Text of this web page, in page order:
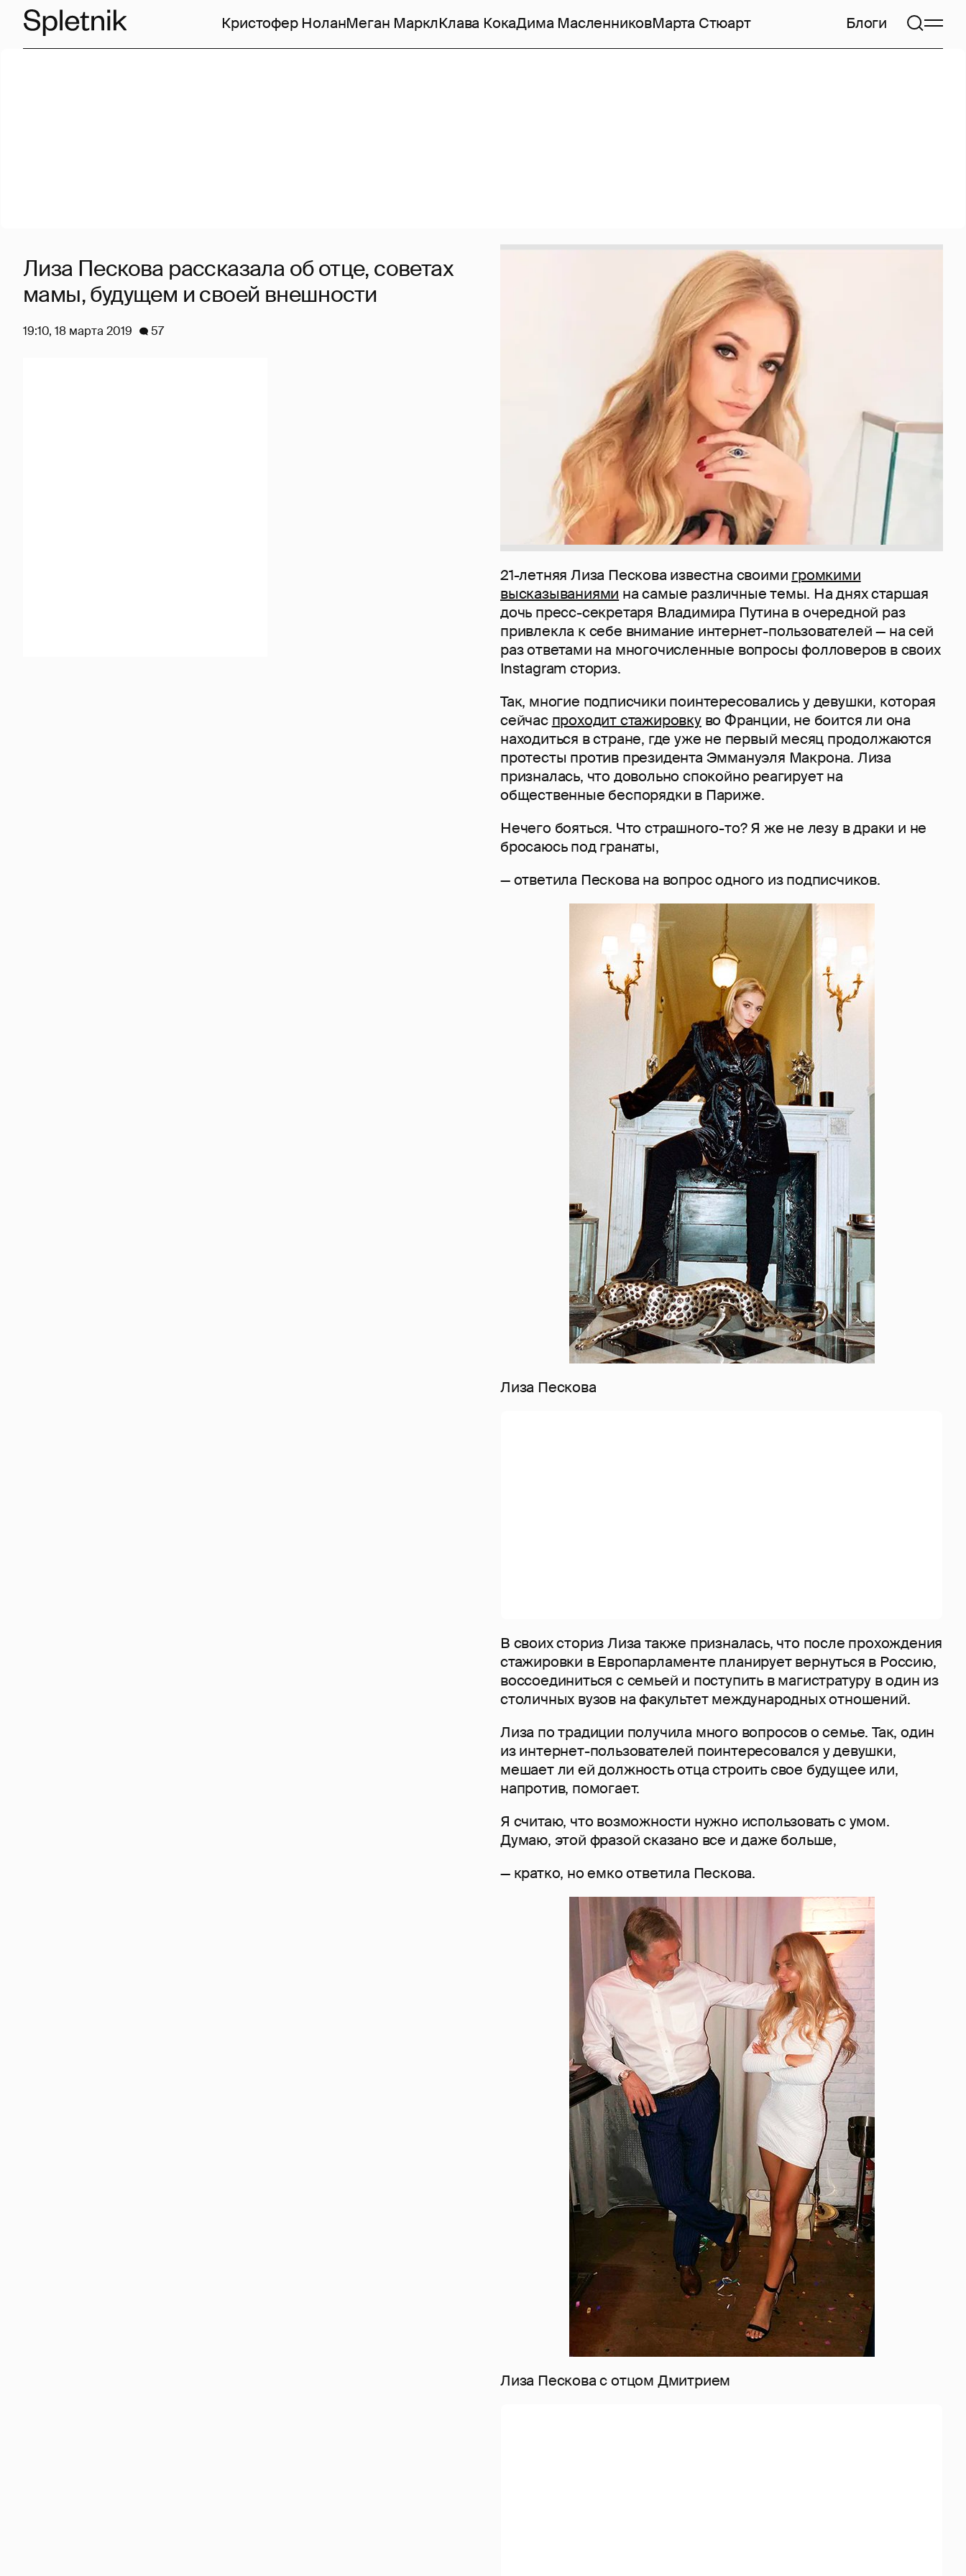
Кристофер НоланМеган МарклКлава КокаДима МасленниковМарта Стюарт Блоги
21-летняя Лиза Пескова известна своими громкими
высказываниями на самые различные темы. На днях старшая
дочь пресс-секретаря Владимира Путина в очередной раз
привлекла к себе внимание интернет-пользователей — на сей
раз ответами на многочисленные вопросы фолловеров в своих
Instagram сториз.
Так, многие подписчики поинтересовались у девушки, которая
сейчас проходит стажировкуво Франции, не боится ли она
находиться в стране, где уже не первый месяц продолжаются
протесты против президента Эммануэля Макрона. Лиза
призналась, что довольно спокойно реагирует на
общественные беспорядки в Париже.
Нечего бояться. Что страшного-то? Я же не лезу в драки и не
бросаюсь под гранаты,
— ответила Пескова на вопрос одного из подписчиков.
Лиза Пескова
В своих сториз Лиза также призналась, что после прохождения
стажировки в Европарламенте планирует вернуться в Россию,
воссоединиться с семьей и поступить в магистратуру в один из
столичных вузов на факультет международных отношений.
Лиза по традиции получила много вопросов о семье. Так, один
из интернет-пользователей поинтересовался у девушки,
мешает ли ей должность отца строить свое будущее или,
напротив, помогает.
Я считаю, что возможности нужно использовать с умом.
Думаю, этой фразой сказано все и даже больше,
— кратко, но емко ответила Пескова.
Лиза Пескова с отцом Дмитрием
Лиза Пескова рассказала об отце, советах
мамы, будущем и своей внешности
19:10, 18 марта 2019 57